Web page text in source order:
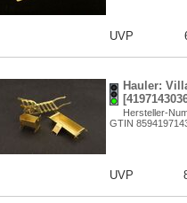
UVP
Hauler:
Hersteller-
GTIN
UVP